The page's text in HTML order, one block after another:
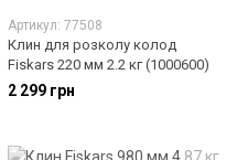
Артикул: 77508
Клин для розколу колод
Fiskars 220 мм 2.2 кг (1000600)
2 299 грн